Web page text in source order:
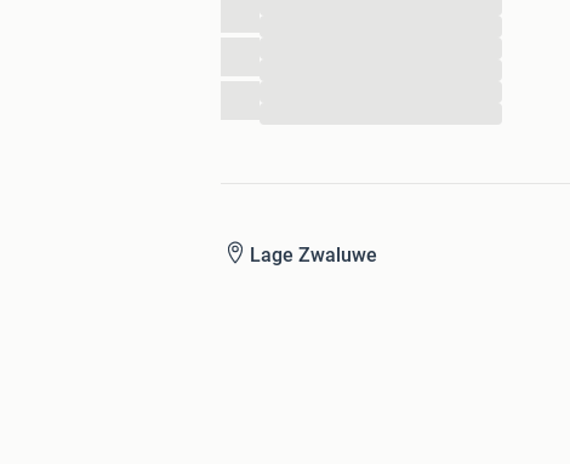
Lage Zwaluwe